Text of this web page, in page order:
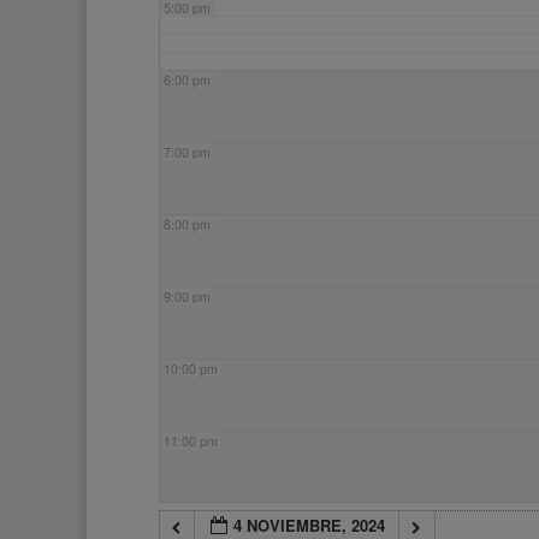
5:00 pm
6:00 pm
7:00 pm
8:00 pm
9:00 pm
10:00 pm
11:00 pm
4 NOVIEMBRE, 2024